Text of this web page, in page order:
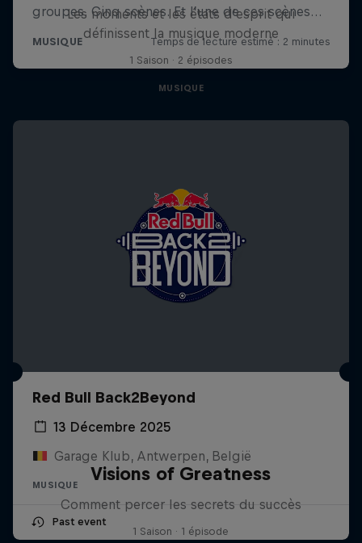
Les moments et les états d’esprit qui
définissent la musique moderne
1 Saison · 2 épisodes
MUSIQUE
Red Bull Back2Beyond
13 Décembre 2025
Garage Klub, Antwerpen, België
MUSIQUE
Past event
Visions of Greatness
Comment percer les secrets du succès
1 Saison · 1 épisode